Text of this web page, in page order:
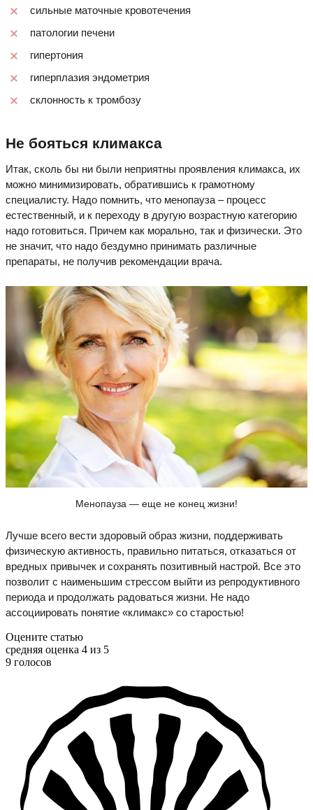
сильные маточные кровотечения
патологии печени
гипертония
гиперплазия эндометрия
склонность к тромбозу
Не бояться климакса
Итак, сколь бы ни были неприятны проявления климакса, их
можно минимизировать, обратившись к грамотному
специалисту. Надо помнить, что менопауза – процесс
естественный, и к переходу в другую возрастную категорию
надо готовиться. Причем как морально, так и физически. Это
не значит, что надо бездумно принимать различные
препараты, не получив рекомендации врача.
Менопауза — еще не конец жизни!
Лучше всего вести здоровый образ жизни, поддерживать
физическую активность, правильно питаться, отказаться от
вредных привычек и сохранять позитивный настрой. Все это
позволит с наименьшим стрессом выйти из репродуктивного
периода и продолжать радоваться жизни. Не надо
ассоциировать понятие «климакс» со старостью!
Оцените статью
средняя оценка 4 из 5
9 голосов